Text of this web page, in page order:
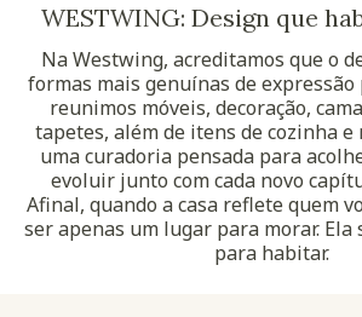
WESTWING: Design que
Na Westwing, acreditamos que o
formas mais genuínas de expressão
reunimos móveis, decoração,
tapetes, além de itens de cozinha e
uma curadoria pensada para
evoluir junto com cada novo
Afinal, quando a casa reflete quem
ser apenas um lugar para morar.
para habitar.